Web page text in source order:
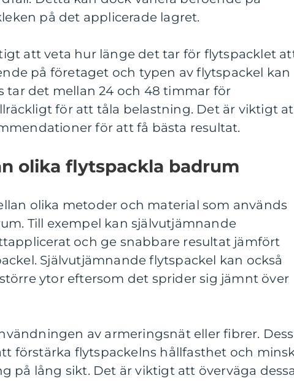
på det applicerade lagret.
att veta hur länge det tar för flytspacklet
på företaget och typen av flytspackel kan
tar det mellan 24 och 48 timmar för
för att tåla belastning. Det är viktigt
för att få bästa resultat.
olika flytspackla badrum
olika metoder och material som används
Till exempel kan självutjämnande
och ge snabbare resultat jämfört
Självutjämnande flytspackel kan också
ytor eftersom det sprider sig jämnt över
av armeringsnät eller fibrer.
förstärka flytspackelns hållfasthet och
på lång sikt. Det är viktigt att överväga